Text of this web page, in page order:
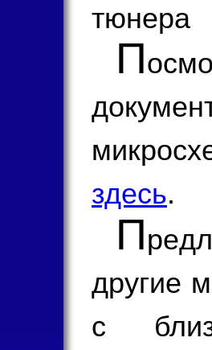
тюнера
П
здесь.
П
другие
с